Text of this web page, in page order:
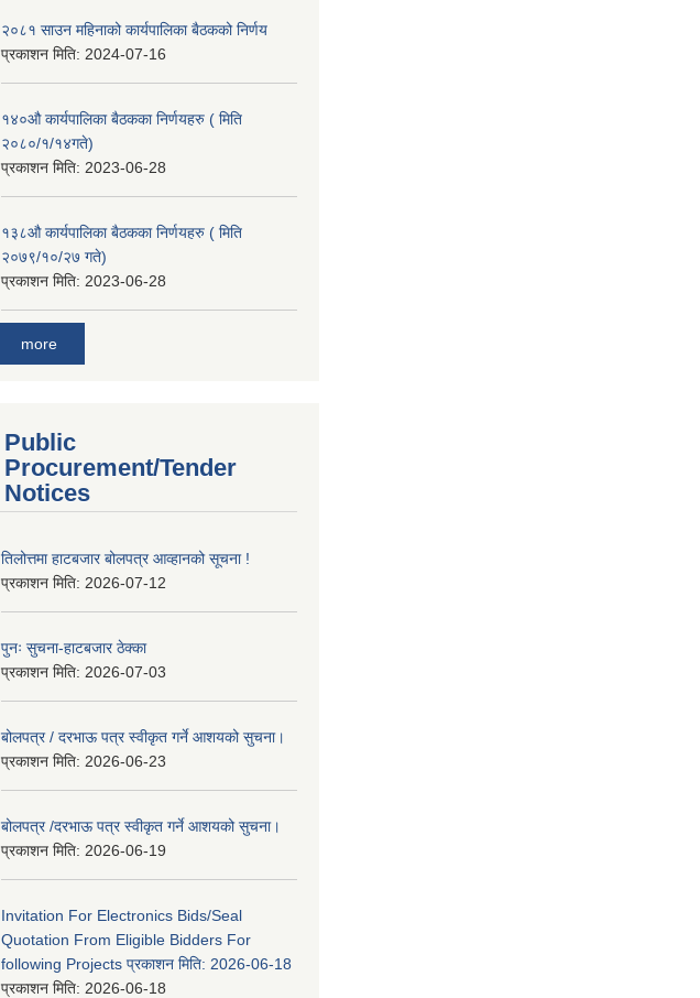
२०८१ साउन महिनाको कार्यपालिका बैठकको निर्णय
प्रकाशन मिति: 2024-07-16
१४०औ कार्यपालिका बैठकका निर्णयहरु ( मिति
२०८०/१/१४गते)
प्रकाशन मिति: 2023-06-28
१३८औ कार्यपालिका बैठकका निर्णयहरु ( मिति
२०७९/१०/२७ गते)
प्रकाशन मिति: 2023-06-28
more
Public
Procurement/Tender
Notices
तिलोत्तमा हाटबजार बोलपत्र आव्हानको सूचना !
प्रकाशन मिति: 2026-07-12
पुनः सुचना-हाटबजार ठेक्का
प्रकाशन मिति: 2026-07-03
बोलपत्र / दरभाऊ पत्र स्वीकृत गर्ने आशयको सुचना।
प्रकाशन मिति: 2026-06-23
बोलपत्र /दरभाऊ पत्र स्वीकृत गर्ने आशयको सुचना।
प्रकाशन मिति: 2026-06-19
Invitation For Electronics Bids/Seal
Quotation From Eligible Bidders For
following Projects प्रकाशन मिति: 2026-06-18
प्रकाशन मिति: 2026-06-18